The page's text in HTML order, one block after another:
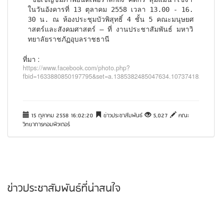
ในวันอังคารที่ 13 ตุลาคม 2558 เวลา 13.00 - 16.
30 น. ณ ห้องประชุมบัวพิสุทธิ์ 4 ชั้น 5 คณะมนุษยศ
าสตร์และสังคมศาสตร์ — ที่ งานประชาสัมพันธ์ มหาวิ
ทยาลัยราชภัฏอุบลราชธานี
ที่มา :
https://www.facebook.com/photo.php?
15 ตุลาคม 2558 16:02:20 ข่าวประชาสัมพันธ์ 5,027
คณะ
วิทยาการคอมพิวเตอร์
ข่าวประชาสัมพันธ์ที่น่าสนใจ